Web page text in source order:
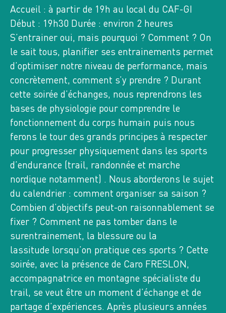
BEAUFORTIN, 3532 OT
2 GROUPES
0 INSCRITS
G1: 0 / G2: 0
RANDO DU DIMANCHE
POINTE DE LA GRANDE JOURNEE (2460 M)
- REFUGE DES AROLLES (1908 M)
PROGRAMME ANNULÉ
8
AOÛT 2026
BELLEDONNE,
4 INSCRITS
n°13545
RANDO DU DIMANCHE
LAC DE CROP 1900 M ET COL DE LA MINE
DE FER 2400 M
10LU
AOÛT 2026
TAILLEFER, 3335 OT
3 GROUPES
23 INSCRITS
G1: 10 / G2: 12 / G3: 1
Accueil : à partir de 19h au local du CAF-GI
Début : 19h30 Durée : environ 2 heures
S’entrainer oui, mais pourquoi ? Comment ? On
le sait tous, planifier ses entrainements permet
d’optimiser notre niveau de performance, mais
concrètement, comment s’y prendre ? Durant
cette soirée d’échanges, nous reprendrons les
bases de physiologie pour comprendre le
fonctionnement du corps humain puis nous
ferons le tour des grands principes à respecter
pour progresser physiquement dans les sports
d’endurance (trail, randonnée et marche
nordique notamment) . Nous aborderons le sujet
du calendrier : comment organiser sa saison ?
Combien d’objectifs peut-on raisonnablement se
fixer ? Comment ne pas tomber dans le
surentrainement, la blessure ou la
lassitude lorsqu’on pratique ces sports ? Cette
soirée, avec la présence de Caro FRESLON,
accompagnatrice en montagne spécialiste du
trail, se veut être un moment d’échange et de
partage d’expériences. Après plusieurs années